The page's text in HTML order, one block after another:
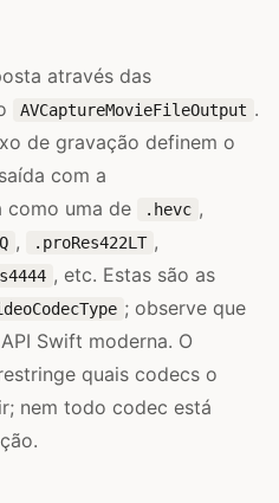
através das
AVCaptureMovieFileOutput .
de gravação definem o
com a
como uma de .hevc ,
, .proRes422LT ,
, etc. Estas são as
; observe que
Swift moderna. O
quais codecs o
nem todo codec está